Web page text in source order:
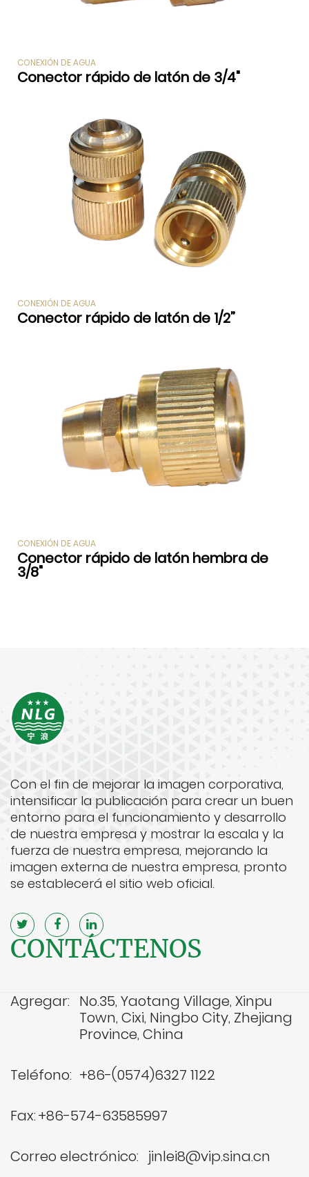
CONEXIÓN DE AGUA
Conector rápido de latón de 3/4"
CONEXIÓN DE AGUA
Conector rápido de latón de 1/2”
CONEXIÓN DE AGUA
Conector rápido de latón hembra de
3/8"
Con el fin de mejorar la imagen corporativa,
intensificar la publicación para crear un buen
entorno para el funcionamiento y desarrollo
de nuestra empresa y mostrar la escala y la
fuerza de nuestra empresa, mejorando la
imagen externa de nuestra empresa, pronto
se establecerá el sitio web oficial.
CONTÁCTENOS
Agregar: No.35, Yaotang Village, Xinpu
Town, Cixi, Ningbo City, Zhejiang
Province, China
Teléfono: +86-(0574)6327 1122
Fax:+86-574-63585997
Correo electrónico: jinlei8@vip.sina.cn